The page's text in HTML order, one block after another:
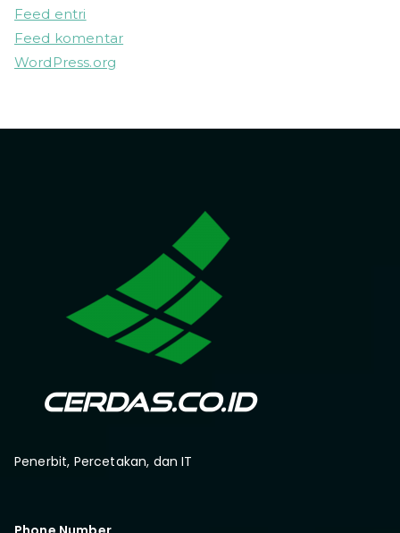
Feed entri
Feed komentar
WordPress.org
Penerbit, Percetakan, dan IT